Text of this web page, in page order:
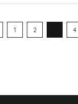
1 2 4